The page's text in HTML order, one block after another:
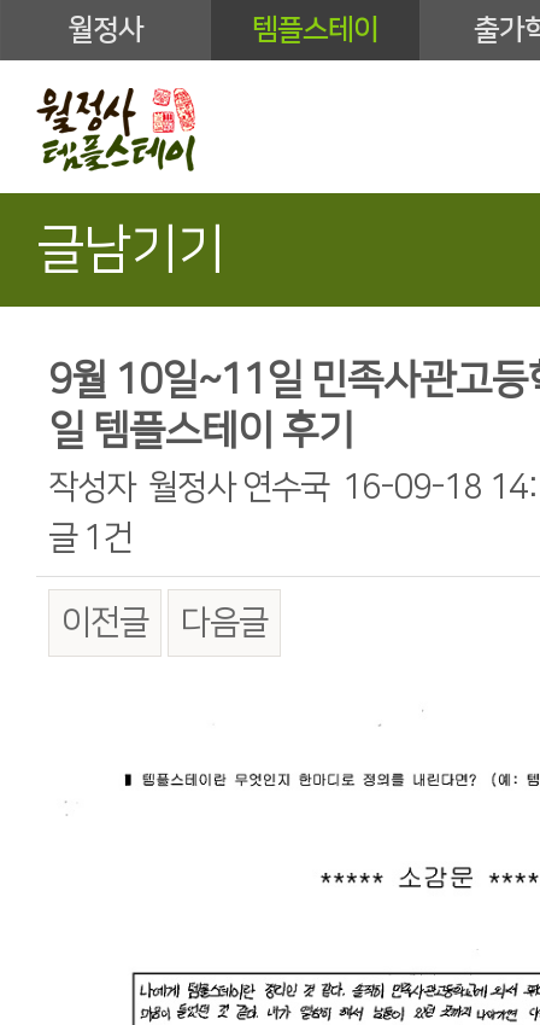
월정사 템플스테이 출가
글남기기
9월 10일~11일 민족사관고등
일 템플스테이 후기
작성자 월정사 연수국 16-09-18
글 1건
이전글 다음글